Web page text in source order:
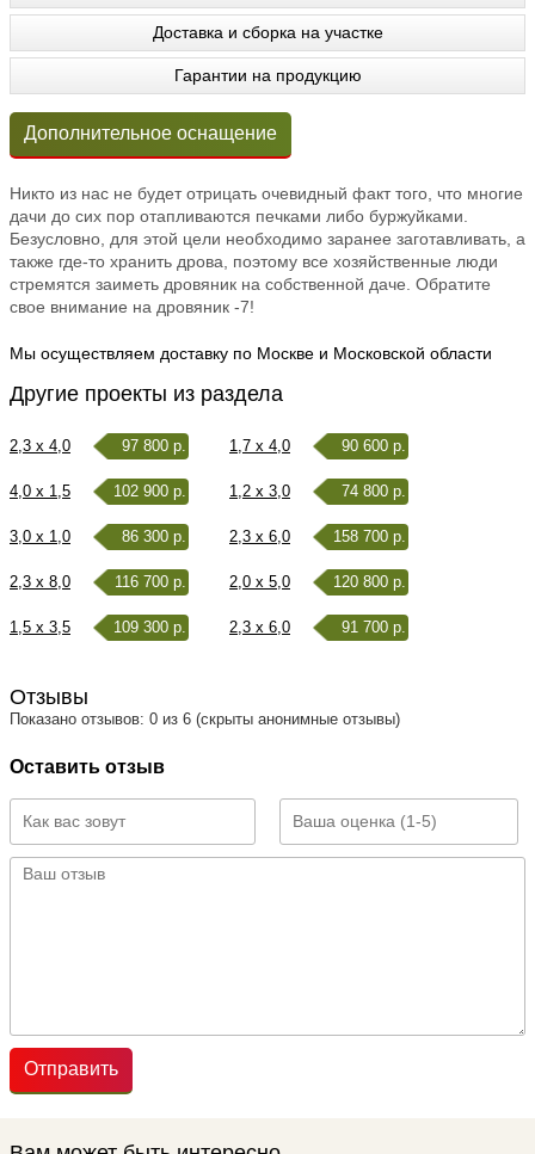
Доставка и сборка на участке
Гарантии на продукцию
Дополнительное оснащение
Никто из нас не будет отрицать очевидный факт того, что многие
дачи до сих пор отапливаются печками либо буржуйками.
Безусловно, для этой цели необходимо заранее заготавливать, а
также где-то хранить дрова, поэтому все хозяйственные люди
стремятся заиметь дровяник на собственной даче. Обратите
свое внимание на дровяник -7!
Мы осуществляем доставку по Москве и Московской области
Другие проекты из раздела
2,3 x 4,0 97 800 р. 1,7 x 4,0 90 600 р.
4,0 x 1,5 102 900 р. 1,2 x 3,0 74 800 р.
3,0 x 1,0 86 300 р. 2,3 x 6,0 158 700 р.
2,3 x 8,0 116 700 р. 2,0 x 5,0 120 800 р.
1,5 x 3,5 109 300 р. 2,3 x 6,0 91 700 р.
Отзывы
Показано отзывов: 0 из 6 (скрыты анонимные отзывы)
Оставить отзыв
Отправить